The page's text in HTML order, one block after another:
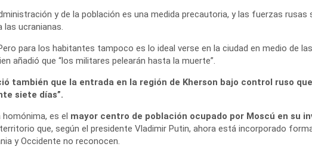
y de la población es una medida precautoria, y las fuerzas rusas
las ucranianas.
para los habitantes tampoco es lo ideal verse en la ciudad en medio de las
añadió que “los militares pelearán hasta la muerte”.
también que la entrada en la región de Kherson bajo control ruso
siete días”.
es el mayor centro de población ocupado por Moscú en su
que, según el presidente Vladimir Putin, ahora está incorporado
y Occidente no reconocen.